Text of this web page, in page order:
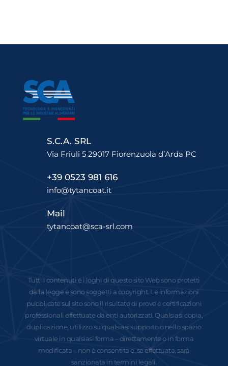
S.C.A. SRL
Via Friuli 5 29017 Fiorenzuola d’Arda PC
+39 0523 981 616
info@tytancoat.it
Mail
tytancoat@sca-srl.com
Tutti i contenuti e i loghi di questo sito Web sono protetti
dalla legge e sono soggetti a copyright. Le informazioni
pubblicate sul sito sono il risultato di prove e certificazioni
professionali effettuate da enti autorizzati. Qualsiasi copia,
duplicazione, utilizzo su qualsiasi supporto o nello spazio
virtuale in qualsiasi forma – direttamente o in forma
modificata – non è consentita e, se effettuata, sarà
sanzionata in termini legali.